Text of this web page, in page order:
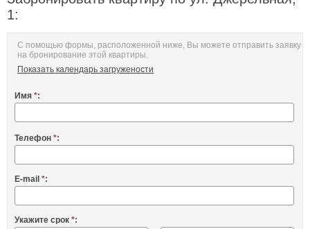
1:
С помощью формы, расположенной ниже, Вы можете отправить заявку
на бронирование этой квартиры.
Показать календарь загружености
Имя *:
Телефон *:
E-mail *:
Укажите срок *: